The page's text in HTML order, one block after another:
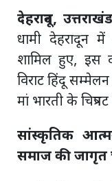
देहरादून,
धामी देहरादून
शामिल हुए, इस
विराट हिंदू
मां भारती के
सांस्कृतिक
समाज की जागृत